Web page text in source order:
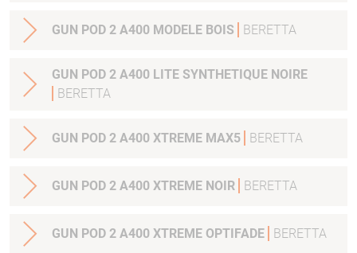
GUN POD 2 A400 MODELE BOIS BERETTA
GUN POD 2 A400 LITE SYNTHETIQUE NOIRE
BERETTA
GUN POD 2 A400 XTREME MAX5 BERETTA
GUN POD 2 A400 XTREME NOIR BERETTA
GUN POD 2 A400 XTREME OPTIFADE BERETTA